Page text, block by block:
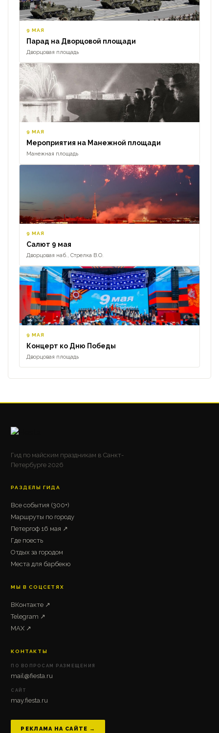
9 МАЯ
Парад на Дворцовой площади
Дворцовая площадь
9 МАЯ
Мероприятия на Манежной площади
Манежная площадь
9 МАЯ
Салют 9 мая
Дворцовая наб., Стрелка В.О.
9 МАЯ
Концерт ко Дню Победы
Дворцовая площадь
Гид по майским праздникам в Санкт-
Петербурге 2026
РАЗДЕЛЫ ГИДА
Все события (300+)
Маршруты по городу
Петергоф 16 мая ↗
Где поесть
Отдых за городом
Места для барбекю
МЫ В СОЦСЕТЯХ
ВКонтакте ↗
Telegram ↗
MAX ↗
КОНТАКТЫ
ПО ВОПРОСАМ РАЗМЕЩЕНИЯ
mail@fiesta.ru
САЙТ
may.fiesta.ru
РЕКЛАМА НА САЙТЕ →